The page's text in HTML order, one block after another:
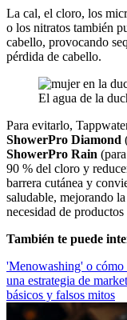
La cal, el cloro, los
o los nitratos también
cabello, provocando
pérdida de cabello.
El agua de la
Para evitarlo,
ShowerPro Diamond
ShowerPro Rain
90 % del cloro y
barrera cutánea y
saludable, mejorando
necesidad de
También te puede
'Menowashing' o cómo
una estrategia de
básicos y falsos mitos